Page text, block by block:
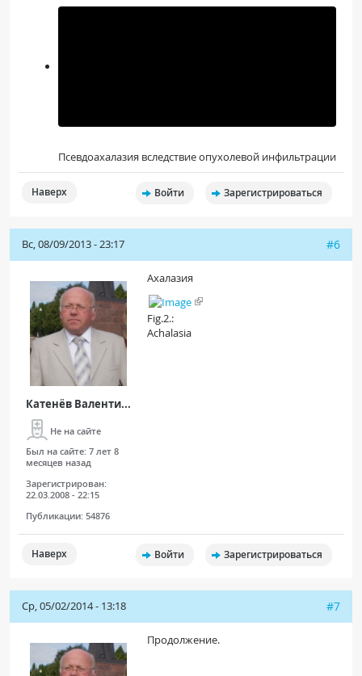
Псевдоахалазия вследствие опухолевой инфильтрации
Наверх Войти Зарегистрироваться
Вс, 08/09/2013 - 23:17 #6
Катенёв Валенти...
Не на сайте
Был на сайте: 7 лет 8
месяцев назад
Зарегистрирован:
22.03.2008 - 22:15
Публикации: 54876
Ахалазия
Fig.2.:
Achalasia
Наверх Войти Зарегистрироваться
Ср, 05/02/2014 - 13:18 #7
Продолжение.